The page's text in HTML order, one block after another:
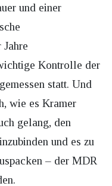
und einer
Kontrolle der
statt. Und
wie es Kramer
gelang, den
und es zu
– der MDR